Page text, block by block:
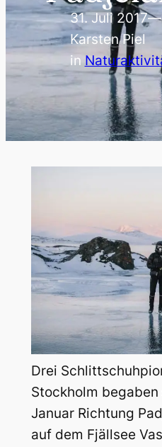
31. Juli 2017—
Karsten Piel
in
Drei
Stockholm
Januar Richtung
auf dem Fjällsee